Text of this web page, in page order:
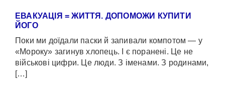
ЕВАКУАЦІЯ = ЖИТТЯ. ДОПОМОЖИ КУПИТИ
ЙОГО
Поки ми доїдали паски й запивали компотом — у
«Мороку» загинув хлопець. І є поранені. Це не
військові цифри. Це люди. З іменами. З родинами,
[…]